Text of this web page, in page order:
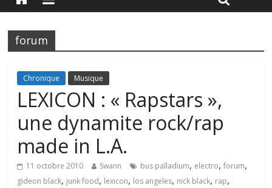
forum
Chronique Musique
LEXICON : « Rapstars »,
une dynamite rock/rap
made in L.A.
11 octobre 2010 Swann bus palladium, electro,forum,
gideon black, junk food, lexicon, los angeles, nick black, rap,